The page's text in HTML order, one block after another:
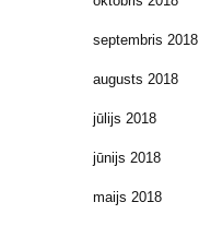
septembris 2018
augusts 2018
jūlijs 2018
jūnijs 2018
maijs 2018